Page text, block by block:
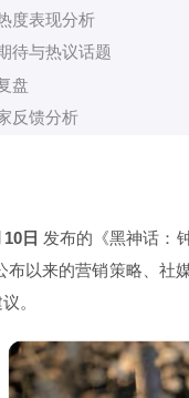
度表现分析
待与热议话题
盘
反馈分析
日 发布的《黑神话：
布以来的营销策略、社
。